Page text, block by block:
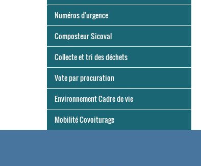
Numéros d'urgence
Composteur Sicoval
Collecte et tri des déchets
Vote par procuration
Environnement Cadre de vie
Mobilité Covoiturage